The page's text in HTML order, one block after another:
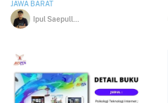
JAWA BARAT